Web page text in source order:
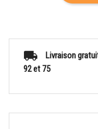
Livraison
92 et 75